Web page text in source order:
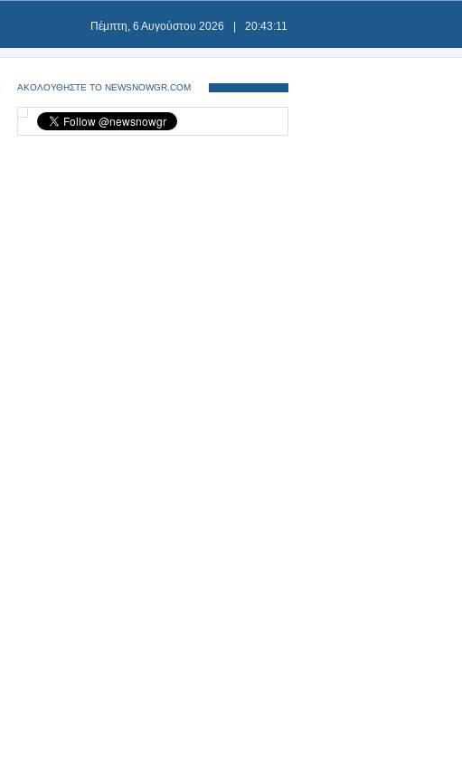
Πέμπτη, 6 Αυγούστου 2026 20:43:11
ΑΚΟΛΟΥΘΗΣΤΕ ΤΟ NEWSNOWGR.COM